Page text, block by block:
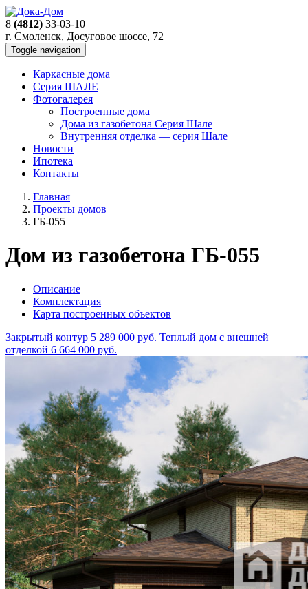
8 (4812) 33-03-10
г. Смоленск, Досуговое шоссе, 72
Toggle navigation
Каркасные дома
Серия ШАЛЕ
Фотогалерея
Построенные дома
Дома из газобетона Серия Шале
Внутренняя отделка — серия Шале
Новости
Ипотека
Контакты
Главная
Проекты домов
ГБ-055
Дом из газобетона ГБ-055
Описание
Комплектация
Карта построенных объектов
Закрытый контур 5 289 000 руб. Теплый дом с внешней
отделкой 6 664 000 руб.